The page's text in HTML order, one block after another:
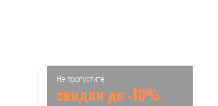
Не пропустите
скидки до -10%